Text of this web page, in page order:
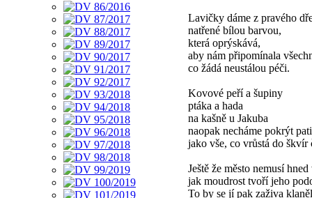
Lavičky dáme z pravého
natřené bílou barvou,
která oprýskává,
aby nám připomínala
co žádá neustálou péči.
Kovové peří a šupiny
ptáka a hada
na kašně u Jakuba
naopak necháme pokrýt
jako vše, co vrůstá do škvír
Ještě že město nemusí
jak moudrost tvoří jeho
To by se jí pak zaživa